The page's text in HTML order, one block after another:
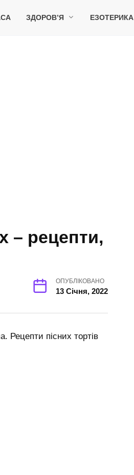
ЗДОРОВ’Я ЕЗОТЕРИКА
– рецепти,
ОПУБЛІКОВАНО
13 Січня, 2022
Рецепти пісних тортів